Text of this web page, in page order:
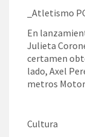
Atletismo
En
Julieta
certamen
lado, Axel
metros
Cultura